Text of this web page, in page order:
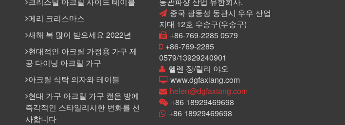
메리 크리스마스
새해 복 많이 받으세요 2022년
현대적인 아크릴 가정용 가구 제
공 다이닝 아크릴 가구
아크릴 식탁 의자와 테이블
현대 가구 아크릴 가구 캔은 방에
즉각적인 스타일리시한 변화를 선
사합니다
중국 광둥성 동관시 우우 산업
지대 12호 우송구(우송구)
+86-769-2285 0579
+86-769-2285
0579/13929240901
헬렌 장/릴리 야오
www.dgfaxiang.com
helen@dgfaxiang.com
+86 18929469698
+86 18929469698